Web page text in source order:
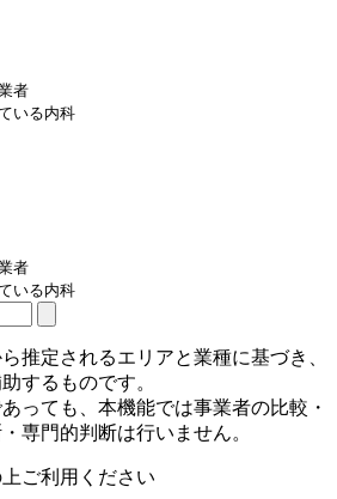
者
いる内科
者
いる内科
推定されるエリアと業種に基づき、
するものです。
っても、本機能では事業者の比較・
専門的判断は行いません。
ご利用ください